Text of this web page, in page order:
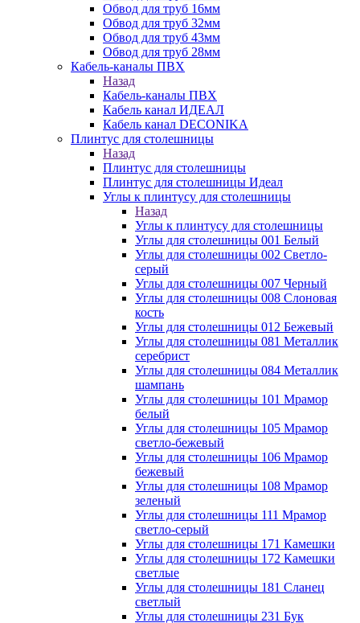
Обвод для труб 16мм
Обвод для труб 32мм
Обвод для труб 43мм
Обвод для труб 28мм
Кабель-каналы ПВХ
Назад
Кабель-каналы ПВХ
Кабель канал ИДЕАЛ
Кабель канал DECONIKA
Плинтус для столешницы
Назад
Плинтус для столешницы
Плинтус для столешницы Идеал
Углы к плинтусу для столешницы
Назад
Углы к плинтусу для столешницы
Углы для столешницы 001 Белый
Углы для столешницы 002 Светло-
серый
Углы для столешницы 007 Черный
Углы для столешницы 008 Слоновая
кость
Углы для столешницы 012 Бежевый
Углы для столешницы 081 Металлик
серебрист
Углы для столешницы 084 Металлик
шампань
Углы для столешницы 101 Мрамор
белый
Углы для столешницы 105 Мрамор
светло-бежевый
Углы для столешницы 106 Мрамор
бежевый
Углы для столешницы 108 Мрамор
зеленый
Углы для столешницы 111 Мрамор
светло-серый
Углы для столешницы 171 Камешки
Углы для столешницы 172 Камешки
светлые
Углы для столешницы 181 Сланец
светлый
Углы для столешницы 231 Бук